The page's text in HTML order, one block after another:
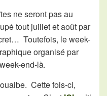
ne seront pas au
tout juillet et août par
Toutefois, le week-
organisé par
end-là.
Cette fois-ci,